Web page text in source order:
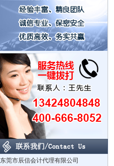
东莞市辰信会计代理有限公司